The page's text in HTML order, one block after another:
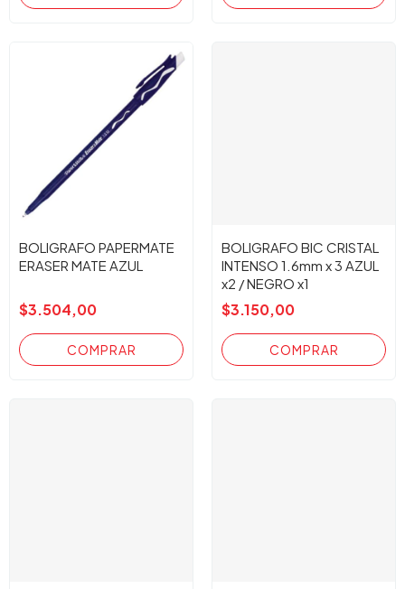
BOLIGRAFO PAPERMATE
ERASER MATE AZUL
$3.504,00
BOLIGRAFO BIC CRISTAL
INTENSO 1.6mm x 3 AZUL
x2 / NEGRO x1
$3.150,00